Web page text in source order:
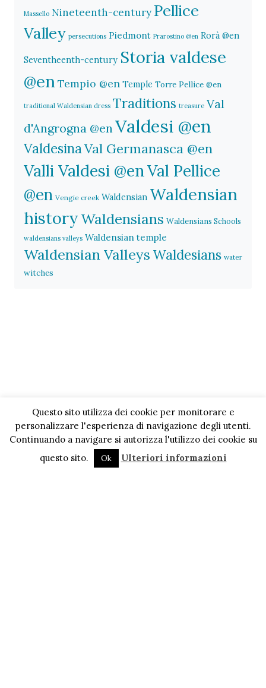
Massello Nineteenth-century Pellice
Valley persecutions Piedmont Prarostino @en Rorà @en
Seventheenth-century Storia valdese
@en Tempio @en Temple Torre Pellice @en
traditional Waldensian dress Traditions treasure Val
d'Angrogna @enValdesi @en
ValdesinaVal Germanasca @en
Valli Valdesi @enVal Pellice
@en Vengie creek Waldensian Waldensian
historyWaldensians Waldensians Schools
waldensians valleys Waldensian temple
Waldensian Valleys Waldesians water
witches
Questo sito utilizza dei cookie per monitorare e
personalizzare l'esperienza di navigazione degli utenti.
Continuando a navigare si autorizza l'utilizzo dei cookie su
questo sito.
Ok Ulteriori informazioni